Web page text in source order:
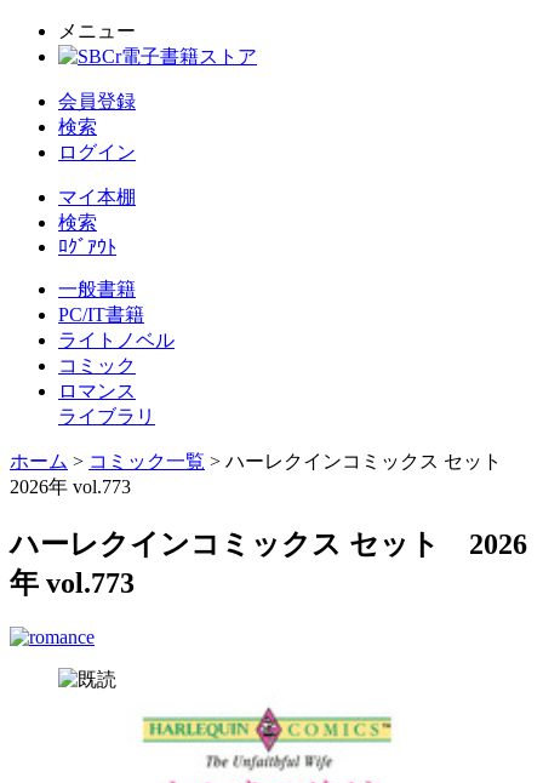
メニュー
会員登録
検索
ログイン
マイ本棚
検索
ﾛｸﾞｱｳﾄ
一般書籍
PC/IT書籍
ライトノベル
コミック
ロマンス
ライブラリ
ホーム > コミック一覧 > ハーレクインコミックス セット
2026年 vol.773
ハーレクインコミックス セット 2026
年 vol.773